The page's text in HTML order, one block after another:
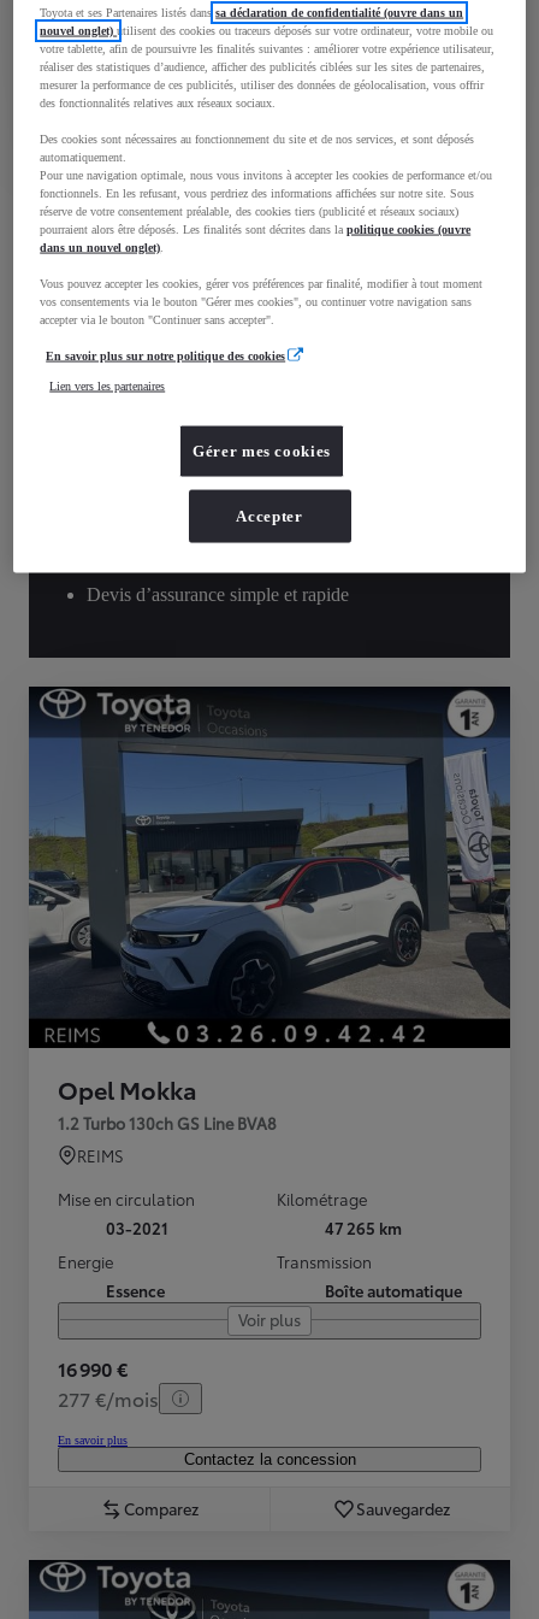
277 €/mois
En savoir plus
Contactez la concession
Réservation en ligne
Dépôt de réservation de seulement 1€,
systématiquement restitué
Financement personnalisable et accord de principe
Devis d’assurance simple et rapide
Opel Mokka
1.2 Turbo 130ch GS Line BVA8
REIMS
Mise en circulation
03-2021
Kilométrage
47 265 km
Energie
Essence
Transmission
Boîte automatique
Voir plus
16 990 €
277 €/mois
En savoir plus
Contactez la concession
Comparez Sauvegardez
Toyota et ses Partenaires listés danssa déclaration de confidentialité (ouvre dans un
nouvel onglet)utilisent des cookies ou traceurs déposés sur votre ordinateur, votre mobile ou
votre tablette, afin de poursuivre les finalités suivantes : améliorer votre expérience utilisateur,
réaliser des statistiques d’audience, afficher des publicités ciblées sur les sites de partenaires,
mesurer la performance de ces publicités, utiliser des données de géolocalisation, vous offrir
des fonctionnalités relatives aux réseaux sociaux.
Des cookies sont nécessaires au fonctionnement du site et de nos services, et sont déposés
automatiquement.
Pour une navigation optimale, nous vous invitons à accepter les cookies de performance et/ou
fonctionnels. En les refusant, vous perdriez des informations affichées sur notre site. Sous
réserve de votre consentement préalable, des cookies tiers (publicité et réseaux sociaux)
pourraient alors être déposés. Les finalités sont décrites dans lapolitique cookies (ouvre
dans un nouvel onglet)
Vous pouvez accepter les cookies, gérer vos préférences par finalité, modifier à tout moment
vos consentements via le bouton "Gérer mes cookies", ou continuer votre navigation sans
accepter via le bouton "Continuer sans accepter".
En savoir plus sur notre politique des cookies
Lien vers les partenaires
Gérer mes cookies
Accepter